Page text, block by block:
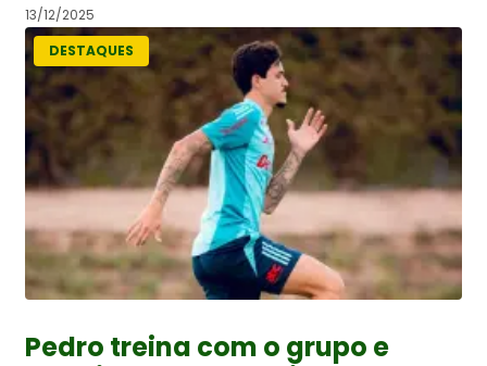
13/12/2025
DESTAQUES
Pedro treina com o grupo e